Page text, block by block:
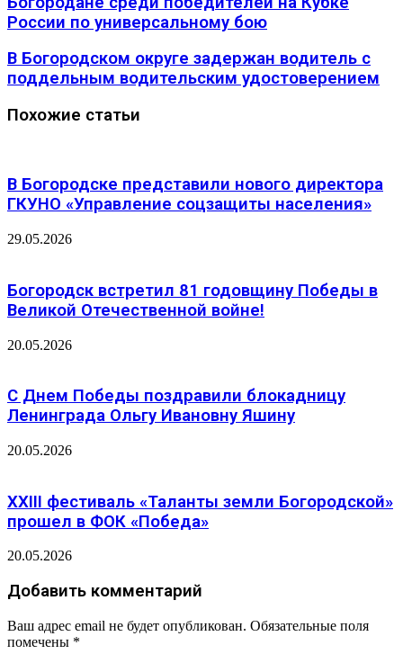
России по универсальному бою
В Богородском округе задержан водитель с
поддельным водительским удостоверением
Похожие статьи
В Богородске представили нового директора
ГКУНО «Управление соцзащиты населения»
29.05.2026
Богородск встретил 81 годовщину Победы в
Великой Отечественной войне!
20.05.2026
С Днем Победы поздравили блокадницу
Ленинграда Ольгу Ивановну Яшину
20.05.2026
XXIII фестиваль «Таланты земли Богородской»
прошел в ФОК «Победа»
20.05.2026
Добавить комментарий
Ваш адрес email не будет опубликован. Обязательные поля
помечены *